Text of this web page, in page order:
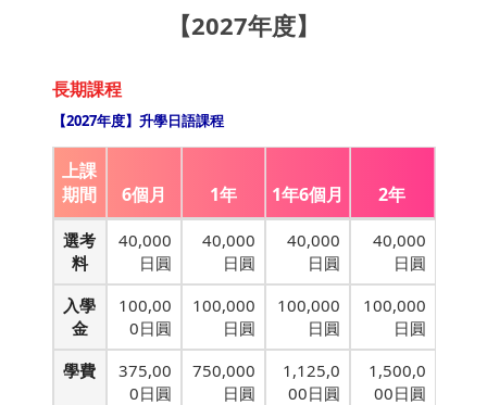
【2027年度】
長期課程
【2027年度】升學日語課程
上課
期間
6個月 1年 1年6個月 2年
選考
料
40,000
日圓
40,000
日圓
40,000
日圓
40,000
日圓
入學
金
100,00
0日圓
100,000
日圓
100,000
日圓
100,000
日圓
學費
375,00
0日圓
750,000
日圓
1,125,0
00日圓
1,500,0
00日圓